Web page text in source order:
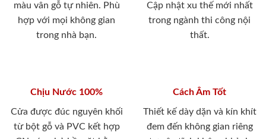
màu vân gỗ tự nhiên. Phù
hợp với mọi không gian
trong nhà bạn.
Cập nhật xu thế mới nhất
trong ngành thi công nội
thất.
Chịu Nước 100%
Cửa được đúc nguyên khối
từ bột gỗ và PVC kết hợp
Cách Âm Tốt
Thiết kế dày dặn và kín khít
đem đến không gian riêng